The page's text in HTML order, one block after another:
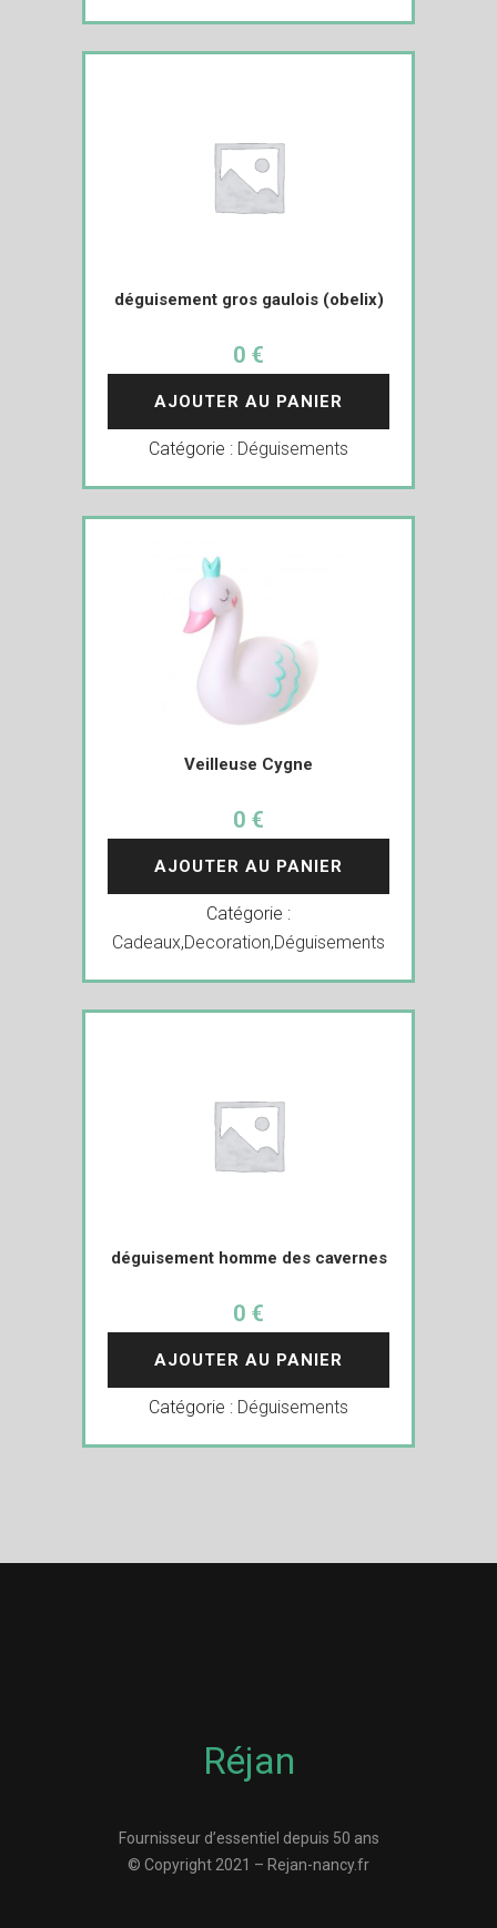
déguisement gros gaulois (obelix)
0 €
AJOUTER AU PANIER
Catégorie : Déguisements
Veilleuse Cygne
0 €
AJOUTER AU PANIER
Catégorie :
Cadeaux,Decoration,Déguisements
déguisement homme des cavernes
0 €
AJOUTER AU PANIER
Catégorie : Déguisements
Réjan
Fournisseur d’essentiel depuis 50 ans
© Copyright 2021 – Rejan-nancy.fr